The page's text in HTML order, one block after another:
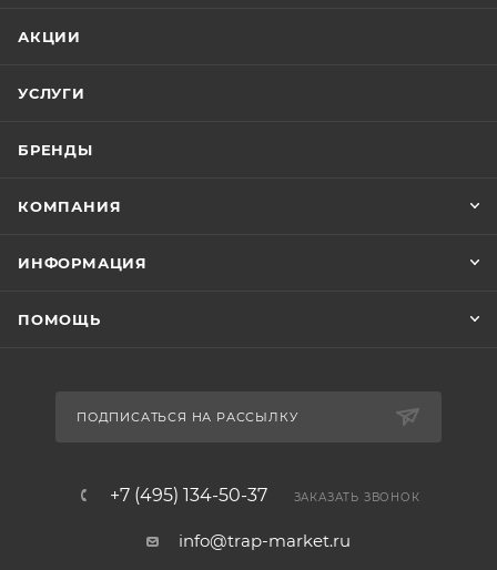
АКЦИИ
УСЛУГИ
БРЕНДЫ
КОМПАНИЯ
ИНФОРМАЦИЯ
ПОМОЩЬ
ПОДПИСАТЬСЯ НА РАССЫЛКУ
+7 (495) 134-50-37 ЗАКАЗАТЬ ЗВОНОК
info@trap-market.ru